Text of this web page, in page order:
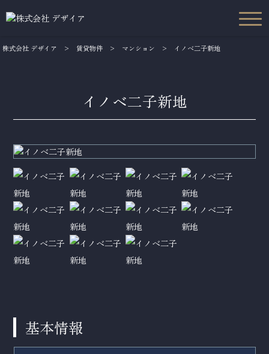
株式会社 デザイア > 賃貸物件 > マンション > イノベ二子新地
イノベ二子新地
基本情報